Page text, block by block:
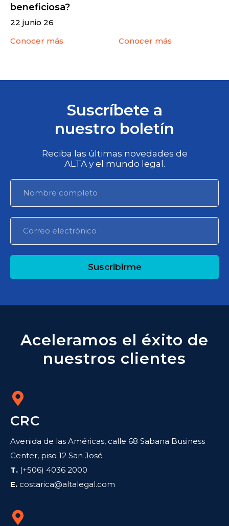
beneficiosa?
22 junio 26
Conocer más
Conocer más
Suscríbete a
nuestro boletín
Reciba las últimas novedades de
ALTA y el mundo legal.
Suscribirme
Aceleramos el éxito de
nuestros clientes
CRC
Avenida de las Américas, calle 68 Sabana Business
Center, piso 12 San José
T. (+506) 4036 2000
E. costarica@altalegal.com